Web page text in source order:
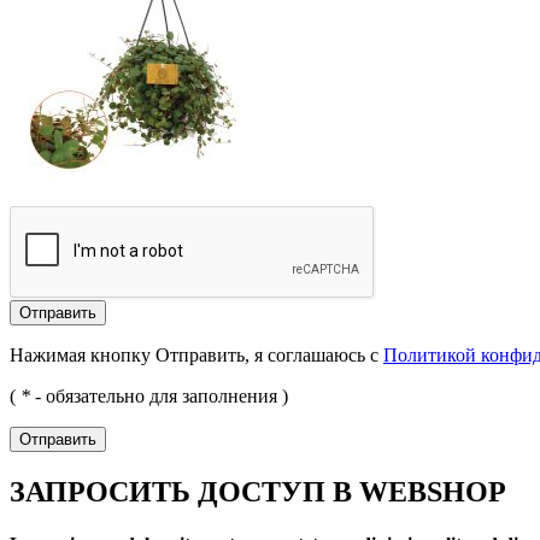
Отправить
Нажимая кнопку Отправить, я соглашаюсь с Политикой
( * - обязательно для заполнения )
Отправить
ЗАПРОСИТЬ ДОСТУП В WEBSHOP